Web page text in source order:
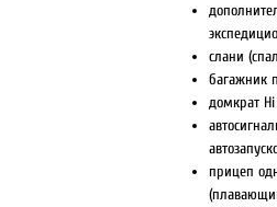
слани
багажник
домкрат Hi
прицеп